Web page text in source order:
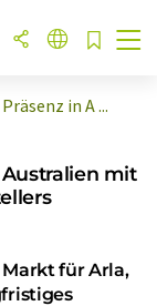
in A ...
Australien mit
für Arla,